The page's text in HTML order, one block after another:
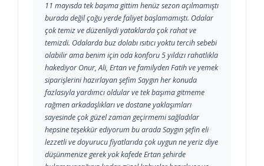
11 mayısda tek başıma gittim henüz sezon açılmamıştı
burada değil çoğu yerde faliyet başlamamıştı. Odalar
çok temiz ve düzenliydi yataklarda çok rahat ve
temizdi. Odalarda buz dolabı ısıtıcı yoktu tercih sebebi
olabilir ama benim için oda konforu 5 yıldızı rahatlıkla
hakediyor Onur, Ali, Ertan ve familyden Fatih ve yemek
siparişlerini hazırlayan şefim Saygın her konuda
fazlasıyla yardımcı oldular ve tek başıma gitmeme
rağmen arkadaşlıkları ve dostane yaklaşımları
sayesinde çok güzel zaman geçirmemi sağladılar
hepsine teşekkür ediyorum bu arada Saygın şefin eli
lezzetli ve doyurucu fiyatlarıda çok uygun ne yeriz diye
düşünmenize gerek yok kafede Ertan şehirde